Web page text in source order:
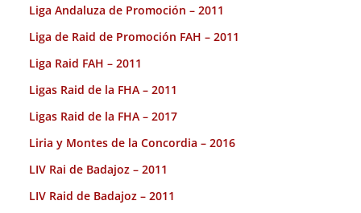
Liga Andaluza de Promoción – 2011
Liga de Raid de Promoción FAH – 2011
Liga Raid FAH – 2011
Ligas Raid de la FHA – 2011
Ligas Raid de la FHA – 2017
Liria y Montes de la Concordia – 2016
LIV Rai de Badajoz – 2011
LIV Raid de Badajoz – 2011